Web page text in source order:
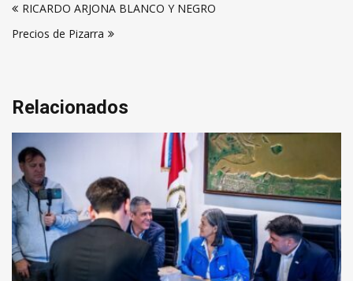
de
entradas
RICARDO ARJONA BLANCO Y NEGRO
Precios de Pizarra
Relacionados